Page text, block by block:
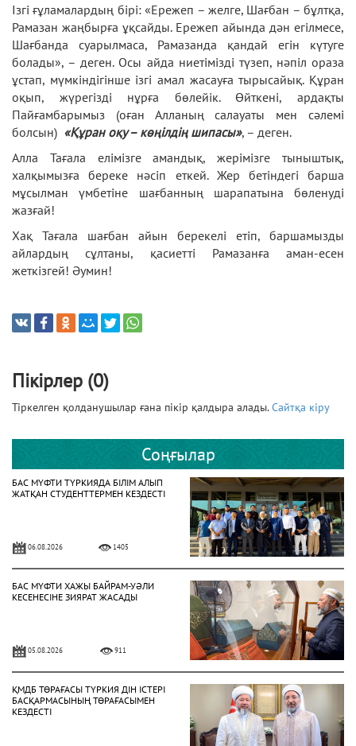
Ізгі ғұламалардың бірі: «Ережеп – желге, Шағбан – бұлтқа,
Рамазан жаңбырға ұқсайды. Ережеп айында дән егілмесе,
Шағбанда суарылмаса, Рамазанда қандай егін күтуге
болады», – деген. Осы айда ниетімізді түзеп, нәпіл ораза
ұстап, мүмкіндігінше ізгі амал жасауға тырысайық. Құран
оқып, жүрегізді нұрға бөлейік. Өйткені, ардақты
Пайғамбарымыз (оған Алланың салауаты мен сәлемі
болсын) «Құран оқу – көңілдің шипасы», – деген.
Алла Тағала елімізге амандық, жерімізге тыныштық,
халқымызға береке нәсіп еткей. Жер бетіндегі барша
мұсылман үмбетіне шағбанның шарапатына бөленуді
жазғай!
Хақ Тағала шағбан айын берекелі етіп, баршамызды
айлардың сұлтаны, қасиетті Рамазанға аман-есен
жеткізгей! Әумин!
Пікірлер (0)
Тіркелген қолданушылар ғана пікір қалдыра алады.Сайтқа кіру
Соңғылар
БАС МҮФТИ ТҮРКИЯДА БІЛІМ АЛЫП
ЖАТҚАН СТУДЕНТТЕРМЕН КЕЗДЕСТІ
06.08.2026 1405
БАС МҮФТИ ХАЖЫ БАЙРАМ-УӘЛИ
КЕСЕНЕСІНЕ ЗИЯРАТ ЖАСАДЫ
05.08.2026 911
ҚМДБ ТӨРАҒАСЫ ТҮРКИЯ ДІН ІСТЕРІ
БАСҚАРМАСЫНЫҢ ТӨРАҒАСЫМЕН
КЕЗДЕСТІ